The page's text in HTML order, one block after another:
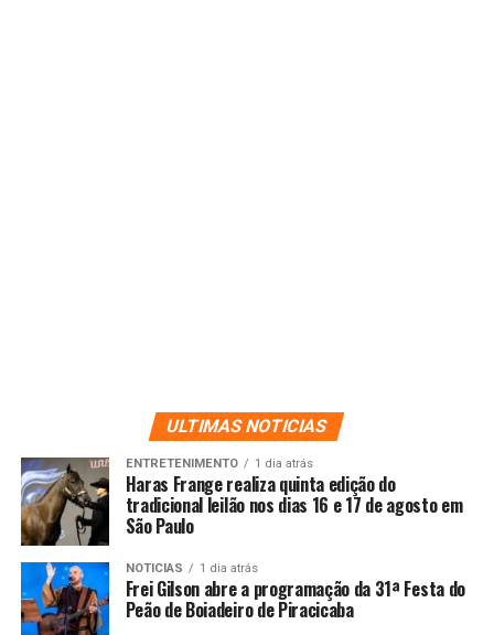
ULTIMAS NOTICIAS
ENTRETENIMENTO 1 dia atrás
Haras Frange realiza quinta edição do
tradicional leilão nos dias 16 e 17 de agosto em
São Paulo
NOTICIAS 1 dia atrás
Frei Gilson abre a programação da 31ª Festa do
Peão de Boiadeiro de Piracicaba